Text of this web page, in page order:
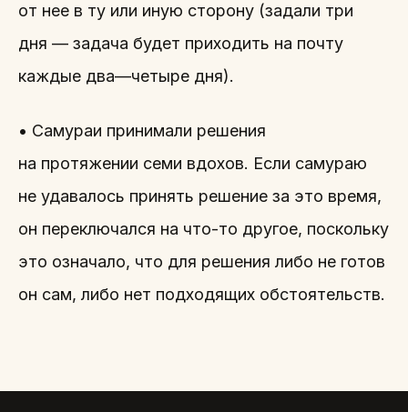
от нее в ту или иную сторону (задали три
дня — задача будет приходить на почту
каждые два—четыре дня).
• Самураи принимали решения
на протяжении семи вдохов. Если самураю
не удавалось принять решение за это время,
он переключался на что-то другое, поскольку
это означало, что для решения либо не готов
он сам, либо нет подходящих обстоятельств.